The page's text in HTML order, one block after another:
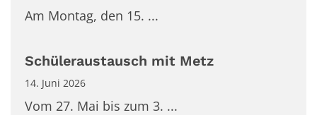
Am Montag, den 15. ...
Schüleraustausch mit Metz
14. Juni 2026
Vom 27. Mai bis zum 3. ...